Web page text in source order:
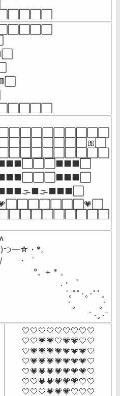
━☆・*。
　   ・゜
　　     °。+ * 。
゜
ﾟ･｡･ﾟﾟ。
　 　｡ﾟ
　ﾟ･｡･ﾟ
⁣🤍🤍🤍🤍🤍🤍🤍🤍🤍
🤍🤍💗💗🤍💗💗🤍🤍
🤍💗💗💗💗💗💗💗🤍
🤍💗💗💗💗💗💗💗🤍
🤍💗💗💗💗💗💗💗🤍
🤍🤍💗💗💗💗💗🤍🤍
🤍🤍🤍💗💗💗🤍🤍🤍